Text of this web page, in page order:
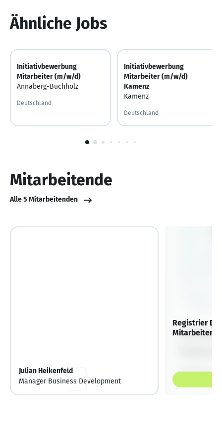
Ähnliche Jobs
Initiativbewerbung
Mitarbeiter (m/w/d)
Annaberg-Buchholz
Deutschland
Initiativbewerbung
Mitarbeiter (m/w/d)
Kamenz
Kamenz
Deutschland
1
Mitarbeitende
Alle 5 Mitarbeitenden
Julian Heikenfeld
Manager Business Development
Registrier